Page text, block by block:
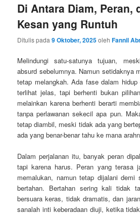
Di Antara Diam, Peran,
Kesan yang Runtuh
Ditulis pada9 Oktober, 2025olehFannil
Melindungi satu-satunya tujuan,
absurd sebelumnya. Namun setidaknya
tetap melangkah. Ada fase dalam
terlihat jelas, tapi berhenti bukan
melainkan karena berhenti berarti
tanpa perlawanan sekecil apa pun.
tetap diambil, meski tidak ada yang
ada yang benar-benar tahu ke mana
Dalam perjalanan itu, banyak peran
tapi karena harus. Peran yang terasa
memalukan, namun tetap dijalani demi
bertahan. Bertahan sering kali tidak
bersuara keras, tidak dramatis, dan
sanalah inti keberadaan diuji, ketika